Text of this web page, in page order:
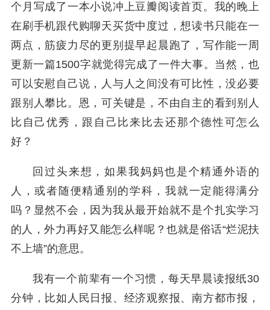
个月写成了一本小说冲上豆瓣阅读首页。我的晚上
在刷手机跟代购聊天买货中度过，想读书只能在一
两点，筋疲力尽的更别提早起晨跑了，写作能一周
更新一篇1500字就觉得完成了一件大事。当然，也
可以安慰自己说，人与人之间没有可比性，没必要
跟别人攀比。恩，可关键是，不由自主的看到别人
比自己优秀，跟自己比来比去还那个德性可怎么
好？
回过头来想，如果我妈妈也是个精通外语的
人，或者随便精通别的学科，我就一定能得满分
吗？显然不会，因为我从最开始就不是个扎实学习
的人，外力再好又能怎么样呢？也就是俗话“烂泥扶
不上墙”的意思。
我有一个前辈有一个习惯，每天早晨读报纸30
分钟，比如人民日报、经济观察报、南方都市报，